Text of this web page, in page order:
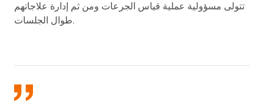
تتولى مسؤولية عملية قياس الجرعات ومن ثم إدارة علاجاتهم
طوال الجلسات.